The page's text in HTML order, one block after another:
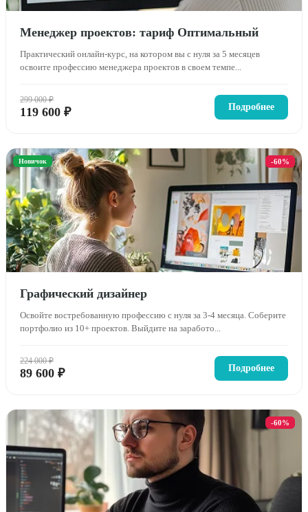
Менеджер проектов: тариф Оптимальный
Практический онлайн-курс, на котором вы с нуля за 5 месяцев
освоите профессию менеджера проектов в своем темпе...
299 000 ₽
119 600 ₽ Подробнее
-60%
Новичок
Графический дизайнер
Освойте востребованную профессию с нуля за 3-4 месяца. Соберите
портфолио из 10+ проектов. Выйдите на заработо...
224 000 ₽
89 600 ₽ Подробнее
-60%